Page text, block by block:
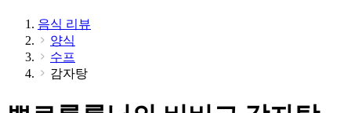
음식 리뷰
양식
수프
감자탕